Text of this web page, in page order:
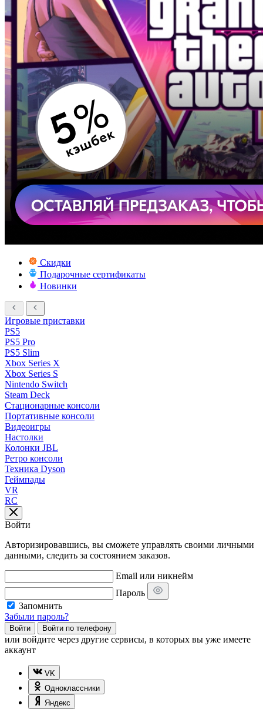
Скидки
Подарочные сертификаты
Новинки
Игровые приставки
PS5
PS5 Pro
PS5 Slim
Xbox Series X
Xbox Series S
Nintendo Switch
Steam Deck
Стационарные консоли
Портативные консоли
Видеоигры
Настолки
Колонки JBL
Ретро консоли
Техника Dyson
Геймпады
VR
RC
Войти
Авторизировавшись, вы сможете управлять своими личными
данными, следить за состоянием заказов.
Email или никнейм
Пароль
Запомнить
Забыли пароль?
Войти Войти по телефону
или войдите через другие сервисы, в которых вы уже имеете
аккаунт
VK
Одноклассники
Яндекс